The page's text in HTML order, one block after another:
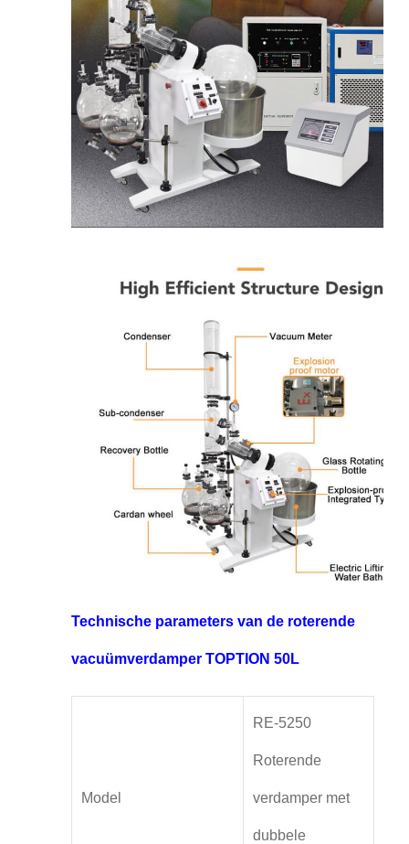
Technische parameters van de roterende
vacuümverdamper TOPTION 50L
Model
RE-5250
Roterende
verdamper met
dubbele